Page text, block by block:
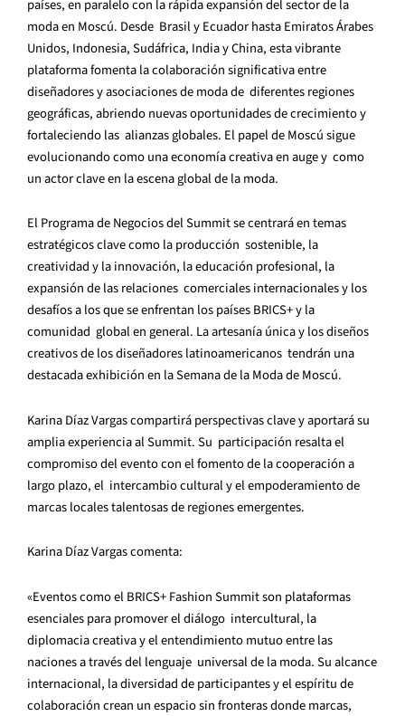
países, en paralelo con la rápida expansión del sector de la
moda en Moscú. Desde Brasil y Ecuador hasta Emiratos Árabes
Unidos, Indonesia, Sudáfrica, India y China, esta vibrante
plataforma fomenta la colaboración significativa entre
diseñadores y asociaciones de moda de diferentes regiones
geográficas, abriendo nuevas oportunidades de crecimiento y
fortaleciendo las alianzas globales. El papel de Moscú sigue
evolucionando como una economía creativa en auge y como
un actor clave en la escena global de la moda.
El Programa de Negocios del Summit se centrará en temas
estratégicos clave como la producción sostenible, la
creatividad y la innovación, la educación profesional, la
expansión de las relaciones comerciales internacionales y los
desafíos a los que se enfrentan los países BRICS+ y la
comunidad global en general. La artesanía única y los diseños
creativos de los diseñadores latinoamericanos tendrán una
destacada exhibición en la Semana de la Moda de Moscú.
Karina Díaz Vargas compartirá perspectivas clave y aportará su
amplia experiencia al Summit. Su participación resalta el
compromiso del evento con el fomento de la cooperación a
largo plazo, el intercambio cultural y el empoderamiento de
marcas locales talentosas de regiones emergentes.
Karina Díaz Vargas comenta:
«Eventos como el BRICS+ Fashion Summit son plataformas
esenciales para promover el diálogo intercultural, la
diplomacia creativa y el entendimiento mutuo entre las
naciones a través del lenguaje universal de la moda. Su alcance
internacional, la diversidad de participantes y el espíritu de
colaboración crean un espacio sin fronteras donde marcas,